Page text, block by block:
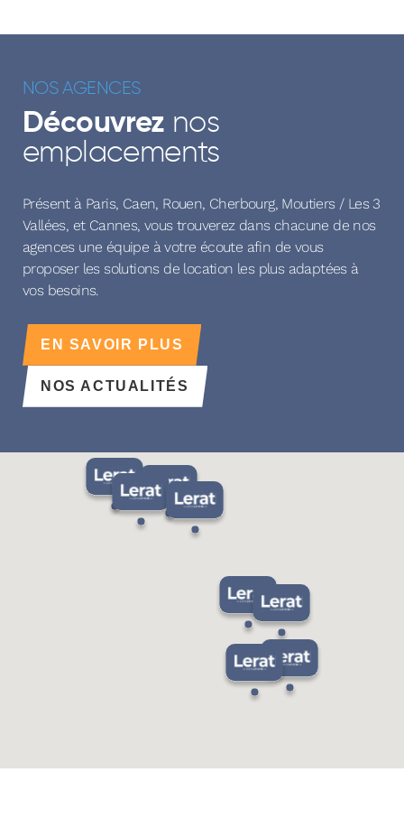
NOS AGENCES
Découvrez nos
emplacements
Présent à Paris, Caen, Rouen, Cherbourg, Moutiers / Les 3
Vallées, et Cannes, vous trouverez dans chacune de nos
agences une équipe à votre écoute afin de vous
proposer les solutions de location les plus adaptées à
vos besoins.
EN SAVOIR PLUS
NOS ACTUALITÉS